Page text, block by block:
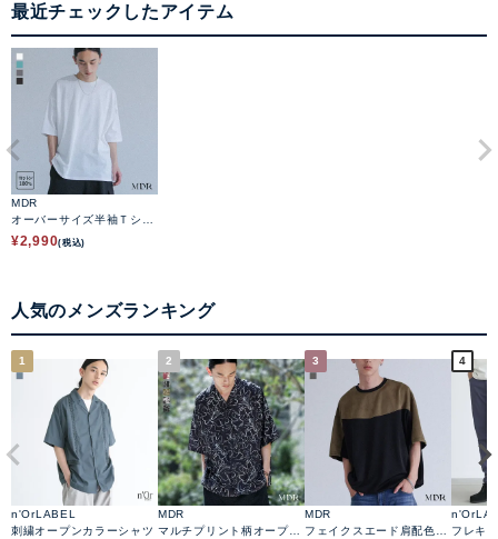
最近チェックしたアイテム
MDR
オーバーサイズ半袖Ｔシャ
ツ
¥2,990(税込)
人気のメンズランキング
1
n'OrLABEL
刺繍オープンカラーシャツ
2
MDR
マルチプリント柄オープン
3
MDR
フェイクスエード肩配色切
4
フレキ